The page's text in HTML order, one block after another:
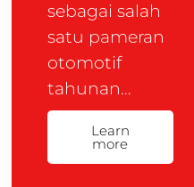
sebagai salah
satu pameran
otomotif
tahunan…
Learn
more